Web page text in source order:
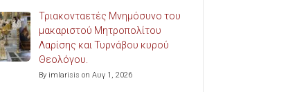
Τριακονταετές Μνημόσυνο του
μακαριστού Μητροπολίτου
Λαρίσης και Τυρνάβου κυρού
Θεολόγου.
By imlarisis on Αυγ 1, 2026